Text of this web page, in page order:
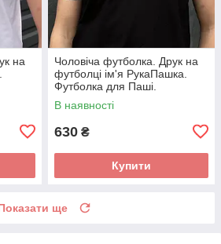
на
Чоловіча футболка. Друк на
футболці ім'я РукаПашка.
Футболка для Паші.
В наявності
630 ₴
Купити
ще